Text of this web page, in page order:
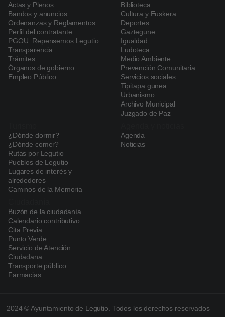
Navegación
principal
Actas y Plenos
Bandos y anuncios
Ordenanzas y Reglamentos
Perfil del contratante
PGOU: Repensemos Legutio
Transparencia
Trámites
Órganos de gobierno
Empleo Público
Biblioteca
Cultura y Euskera
Deportes
Gaztegune
Igualdad
Ludoteca
Medio Ambiente
Prevención Comunitaria
Servicios sociales
Tipitapa gunea
Urbanismo
Archivo Municipal
Juzgado de Paz
¿Dónde dormir?
¿Dónde comer?
Rutas por Legutio
Pueblos de Legutio
Lugares de interés y
alrededores
Caminos de la Memoria
Agenda
Noticias
Buzón de la ciudadanía
Calendario contributivo
Cita Previa
Punto Verde
Servicio de Atención
Ciudadana
Transporte público
Farmacias
2024 © Ayuntamiento de Legutio. Todos los derechos reservados